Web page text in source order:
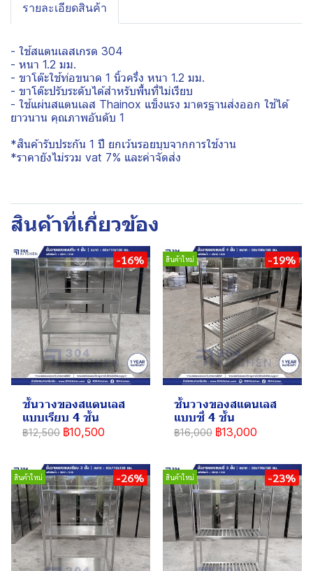
รายละเอียดสินค้า
- ใช้สแตนเลสเกรด 304
- หนา 1.2 มม.
- ขาโต๊ะใช้ท่อขนาด 1 นิ้วครึ่ง หนา 1.2 มม.
- ขาโต๊ะปรับระดับได้สำหรับพื้นที่ไม่เรียบ
- ใช้แผ่นสแตนเลส Thainox แข็งแรง มาตรฐานส่งออก ใช้ได้
ยาวนาน คุณภาพอันดับ 1
*สินค้ารับประกัน 1 ปี ยกเว้นรอยบุบจากการใช้งาน
*ราคายังไม่รวม vat 7% และค่าจัดส่ง
สินค้าที่เกี่ยวข้อง
-16%
ชั้นวางของสแตนเลส
แบบเรียบ 4 ชั้น
฿12,500 ฿10,500
สินค้าใหม่ -19%
ชั้นวางของสแตนเลส
แบบซี่ 4 ชั้น
฿16,000 ฿13,000
สินค้าใหม่ -26% สินค้าใหม่ -23%